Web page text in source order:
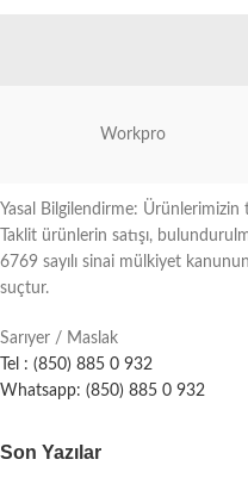
Workpro
Yasal Bilgilendirme: Ürünlerimizin
Taklit ürünlerin satışı,
6769 sayılı sinai mülkiyet
suçtur.
Sarıyer / Maslak
Tel : (850) 885 0 932
Whatsapp: (850) 885 0 932
Son Yazılar